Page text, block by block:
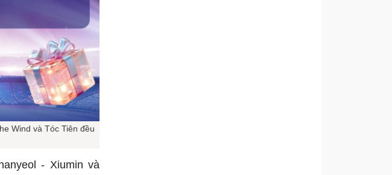
Wind và Tóc Tiên đều
- Xiumin và